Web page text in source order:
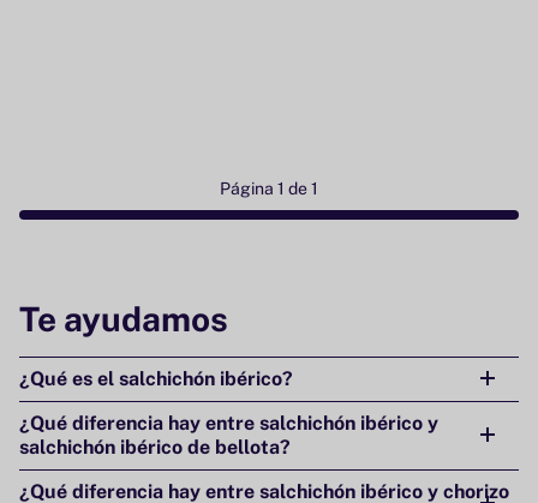
Página 1 de 1
Te ayudamos
¿Qué es el salchichón ibérico?
¿Qué diferencia hay entre salchichón ibérico y
salchichón ibérico de bellota?
¿Qué diferencia hay entre salchichón ibérico y chorizo